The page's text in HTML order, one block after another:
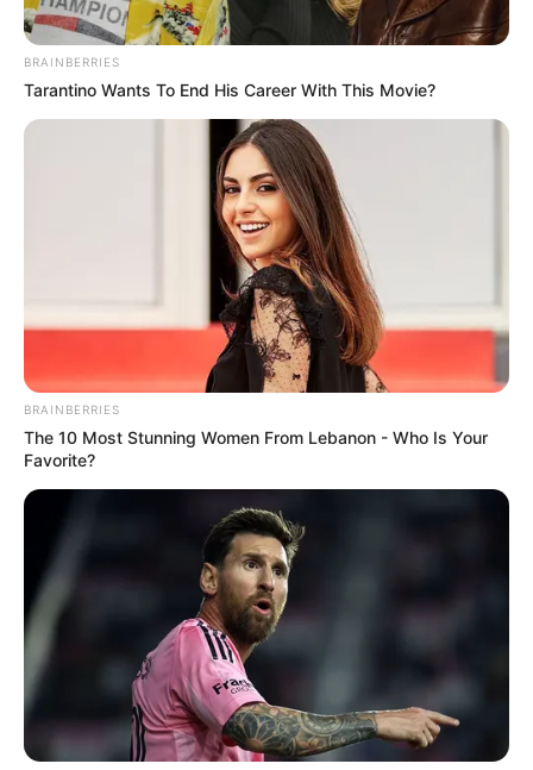
BRAINBERRIES
Tarantino Wants To End His Career With This Movie?
BRAINBERRIES
The 10 Most Stunning Women From Lebanon - Who Is Your
Favorite?